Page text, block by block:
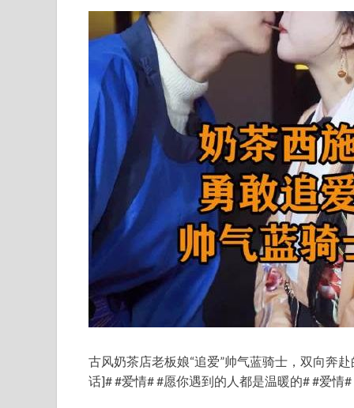
古风奶茶店老板娘“追爱”帅气蓝骑士，双向奔
话]# #爱情# #愿你遇到的人都是温暖的# #爱情#